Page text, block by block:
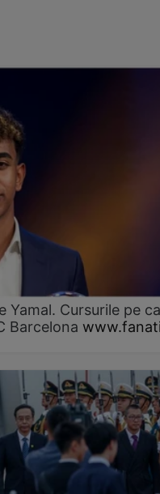
Yamal. Cursurile pe
Barcelona